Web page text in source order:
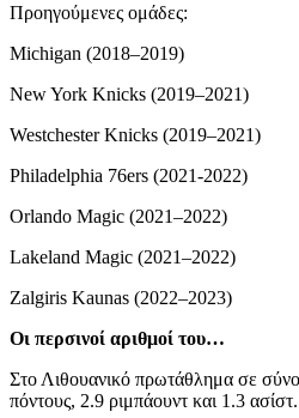
Προηγούμενες ομάδες:
Michigan (2018–2019)
New York Knicks (2019–2021)
Westchester Knicks (2019–2021)
Philadelphia 76ers (2021-2022)
Orlando Magic (2021–2022)
Lakeland Magic (2021–2022)
Ζalgiris Kaunas (2022–2023)
Οι περσινοί αριθμοί του…
Στο Λιθουανικό πρωτάθλημα σε
πόντους, 2.9 ριμπάουντ και 1.3 ασίστ.